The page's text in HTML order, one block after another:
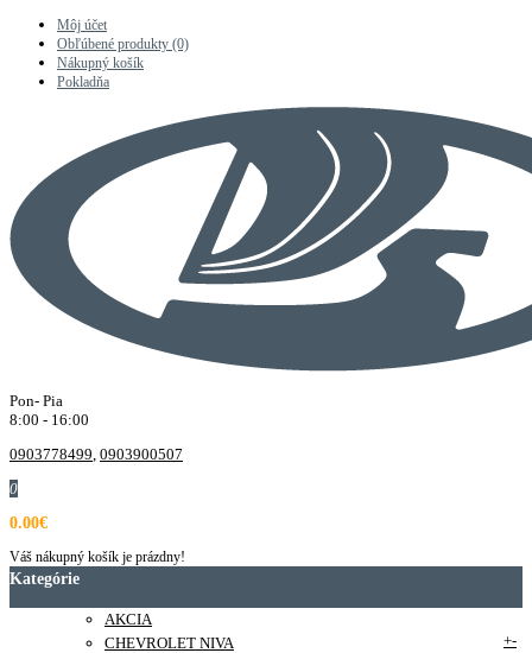
Môj účet
Obľúbené produkty (0)
Nákupný košík
Pokladňa
Pon- Pia
8:00 - 16:00
0903778499, 0903900507
0
0.00€
Váš nákupný košík je prázdny!
Kategórie
AKCIA
CHEVROLET NIVA
+-